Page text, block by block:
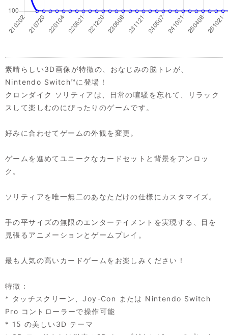
素晴らしい3D画像が特徴の、おなじみの脳トレが、
Nintendo Switch™に登場！
クロンダイク ソリティアは、日常の喧騒を忘れて、リラック
スして楽しむのにぴったりのゲームです。
好みに合わせてゲームの外観を変更。
ゲームを進めてユニークなカードセットと背景をアンロッ
ク。
ソリティアを唯一無二のあなただけの仕様にカスタマイズ。
手の平サイズの無限のエンターテイメントを実現する、目を
見張るアニメーションとゲームプレイ。
最も人気の高いカードゲームをお楽しみください！
特徴：
* タッチスクリーン、Joy-Con または Nintendo Switch
Pro コントローラーで操作可能
* 15 の美しい3D テーマ